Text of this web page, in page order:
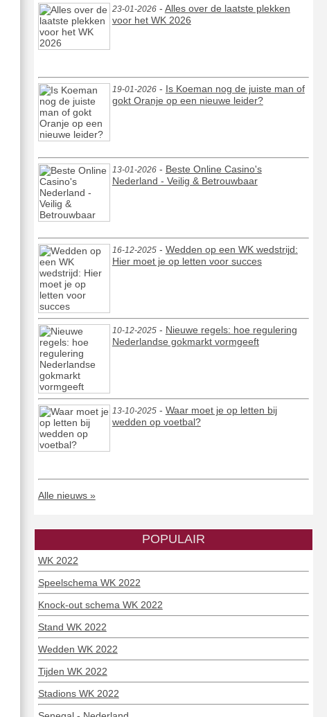
23-01-2026- Alles over de laatste plekken
voor het WK 2026
19-01-2026- Is Koeman nog de juiste man of
gokt Oranje op een nieuwe leider?
13-01-2026- Beste Online Casino's
Nederland - Veilig & Betrouwbaar
16-12-2025- Wedden op een WK wedstrijd:
Hier moet je op letten voor succes
10-12-2025- Nieuwe regels: hoe regulering
Nederlandse gokmarkt vormgeeft
13-10-2025- Waar moet je op letten bij
wedden op voetbal?
Alle nieuws »
POPULAIR
WK 2022
Speelschema WK 2022
Knock-out schema WK 2022
Stand WK 2022
Wedden WK 2022
Tijden WK 2022
Stadions WK 2022